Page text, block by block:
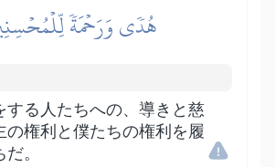
هُدٗى وَرَحۡمَةٗ
する人たちへの、導きと慈
の権利と僕たちの権利を履
。